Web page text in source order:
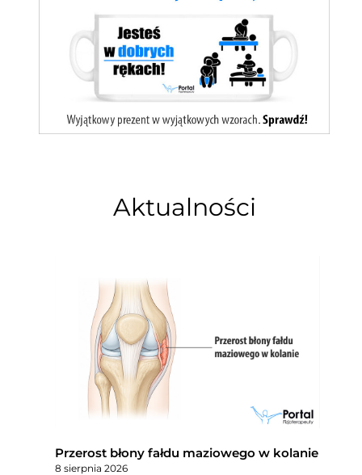
Aktualności
Przerost błony fałdu maziowego w kolanie
8 sierpnia 2026